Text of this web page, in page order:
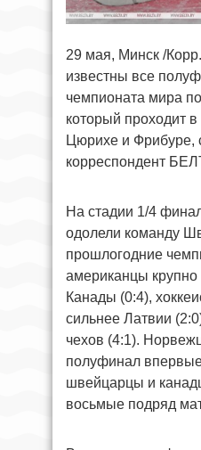
29 мая, Минск /
известны все
чемпионата мира
который проходит
Цюрихе и Фрибуре,
корреспондент
На стадии 1/4
одолели команду
прошлогодние
американцы крупно
Канады (0:4),
сильнее Латвии
чехов (4:1).
полуфинал
швейцарцы и
восьмые подряд